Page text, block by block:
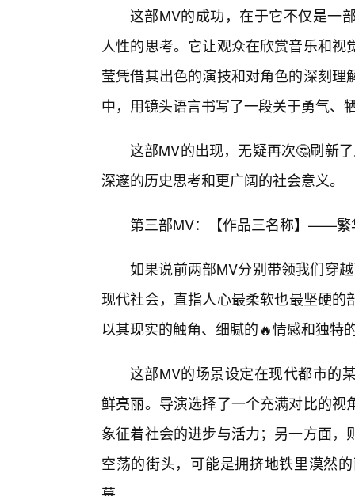
这部MV的成功，在于它不仅是一
人性的思考。它让观众在欣赏音乐和
莹凭借其出色的演技和对角色的深刻
中，用镜头语言书写了一段关于勇气、
这部MV的出现，无疑再次🤔刷新
深邃的历史思考和更广阔的社会意义。
第三部MV：【作品三名称】——繁
如果说前两部MV分别带领我们穿
现代社会，直指人心最柔软也最坚硬
以其现实的触角、细腻的🔥情感和独特
这部MV的场景设定在现代都市的
鲜亮丽。导演选择了一个充满对比的
象征着社会的进步与活力；另一方面
空荡的街头，可能是拥挤地铁里漠然